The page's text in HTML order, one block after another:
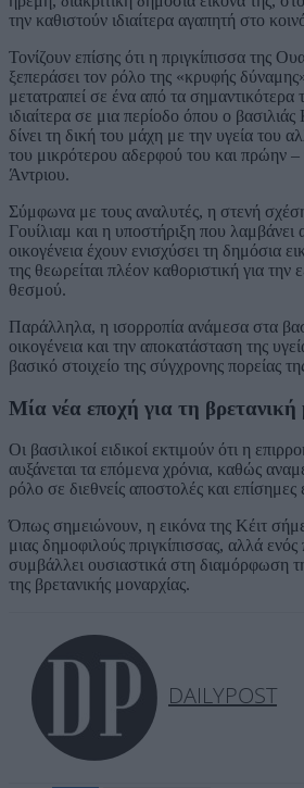
την καθιστούν ιδιαίτερα αγαπητή στο
Τονίζουν επίσης ότι η πριγκίπισσα της
ξεπεράσει τον ρόλο της «κρυφής
μετατραπεί σε ένα από τα σημαντικότερα
ιδιαίτερα σε μια περίοδο όπου ο
δίνει τη δική του μάχη με την υγεία του
του μικρότερου αδερφού του και πρώην –
Άντριου.
Σύμφωνα με τους αναλυτές, η στενή
Γουίλιαμ και η υποστήριξη που λαμβάνει
οικογένεια έχουν ενισχύσει τη δημόσια
της θεωρείται πλέον καθοριστική για την
θεσμού.
Παράλληλα, η ισορροπία ανάμεσα στα
οικογένεια και την αποκατάσταση της
βασικό στοιχείο της σύγχρονης πορείας
Μία νέα εποχή για τη βρετανική
Οι βασιλικοί ειδικοί εκτιμούν ότι η
αυξάνεται τα επόμενα χρόνια, καθώς
ρόλο σε διεθνείς αποστολές και
Όπως σημειώνουν, η εικόνα της Κέιτ
μιας δημοφιλούς πριγκίπισσας, αλλά
συμβάλλει ουσιαστικά στη διαμόρφωση
της βρετανικής μοναρχίας.
DAILYPOST